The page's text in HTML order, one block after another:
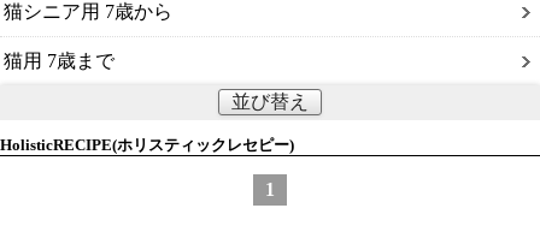
猫シニア用 7歳から
猫用 7歳まで
並び替え
HolisticRECIPE(ホリスティックレセピー)
1